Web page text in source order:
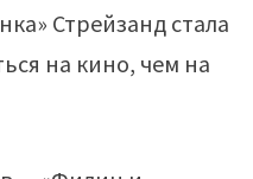
Стрейзанд стала
на кино, чем на